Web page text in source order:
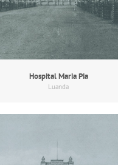
Hospital Maria Pia
Luanda